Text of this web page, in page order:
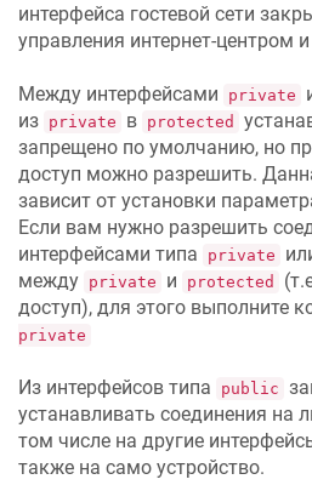
интерфейса гостевой сети
управления интернет-центром
Между интерфейсами private
из private в protected
запрещено по умолчанию, но
доступ можно разрешить.
зависит от установки
Если вам нужно разрешить
интерфейсами типа
private
между private и protected
доступ), для этого выполните
private
Из интерфейсов типа public
устанавливать соединения на
том числе на другие
также на само устройство.